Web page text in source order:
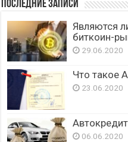
Последние записи
Являются
биткоин-
29.06.2020
Что такое
23.06.2020
06.06.2020